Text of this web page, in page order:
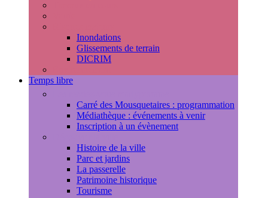
Inondations
Glissements de terrain
DICRIM
Temps libre
Carré des Mousquetaires : programmation
Médiathèque : événements à venir
Inscription à un évènement
Histoire de la ville
Parc et jardins
La passerelle
Patrimoine historique
Tourisme